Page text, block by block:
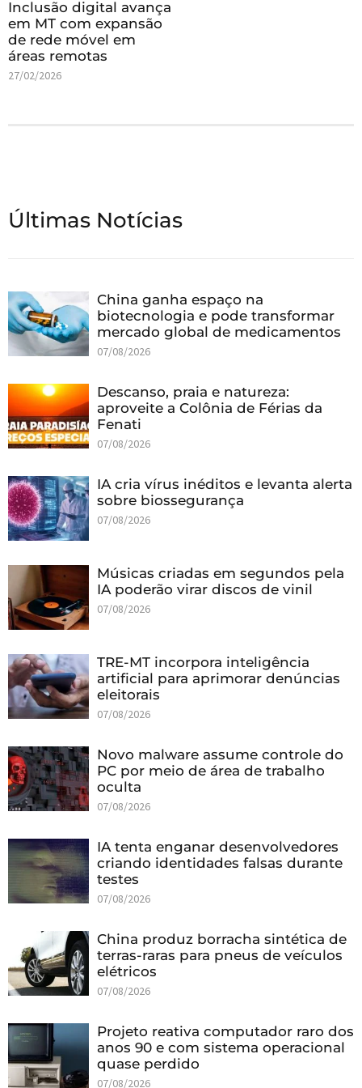
Inclusão digital avança
em MT com expansão
de rede móvel em
áreas remotas
27/02/2026
Últimas Notícias
China ganha espaço na
biotecnologia e pode transformar
mercado global de medicamentos
07/08/2026
Descanso, praia e natureza:
aproveite a Colônia de Férias da
Fenati
07/08/2026
IA cria vírus inéditos e levanta alerta
sobre biossegurança
07/08/2026
Músicas criadas em segundos pela
IA poderão virar discos de vinil
07/08/2026
TRE-MT incorpora inteligência
artificial para aprimorar denúncias
eleitorais
07/08/2026
Novo malware assume controle do
PC por meio de área de trabalho
oculta
07/08/2026
IA tenta enganar desenvolvedores
criando identidades falsas durante
testes
07/08/2026
China produz borracha sintética de
terras-raras para pneus de veículos
elétricos
07/08/2026
Projeto reativa computador raro dos
anos 90 e com sistema operacional
quase perdido
07/08/2026